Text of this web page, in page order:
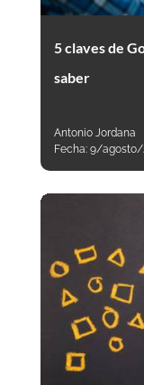
5 claves de
saber
Antonio Jordana
Fecha: 9/agosto/